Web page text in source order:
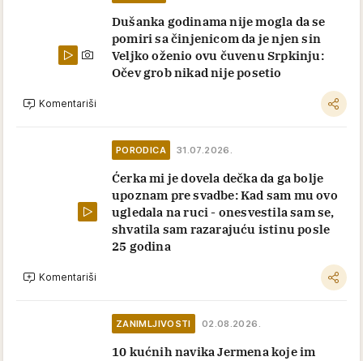
Dušanka godinama nije mogla da se
pomiri sa činjenicom da je njen sin
Veljko oženio ovu čuvenu Srpkinju:
Očev grob nikad nije posetio
Komentariši
PORODICA 31.07.2026.
Ćerka mi je dovela dečka da ga bolje
upoznam pre svadbe: Kad sam mu ovo
ugledala na ruci - onesvestila sam se,
shvatila sam razarajuću istinu posle
25 godina
Komentariši
ZANIMLJIVOSTI 02.08.2026.
10 kućnih navika Jermena koje im